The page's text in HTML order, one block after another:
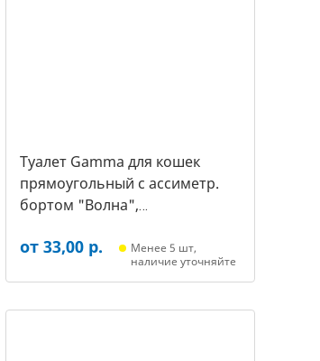
Туалет Gamma для кошек
прямоугольный с ассиметр.
бортом "Волна",
(20452018, 3387)
от 33,00 р.
Менее 5 шт,
наличие уточняйте